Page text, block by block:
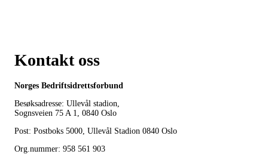
Kontakt oss
Norges Bedriftsidrettsforbund
Besøksadresse: Ullevål stadion,
Sognsveien 75 A 1, 0840 Oslo
Post: Postboks 5000, Ullevål Stadion 0840 Oslo
Org.nummer: 958 561 903